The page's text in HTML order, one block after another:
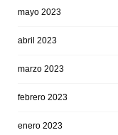
mayo 2023
abril 2023
marzo 2023
febrero 2023
enero 2023